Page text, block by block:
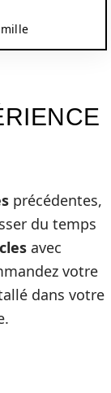
précédentes,
du temps
avec
votre
dans votre